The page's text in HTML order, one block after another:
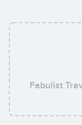
Fabulist